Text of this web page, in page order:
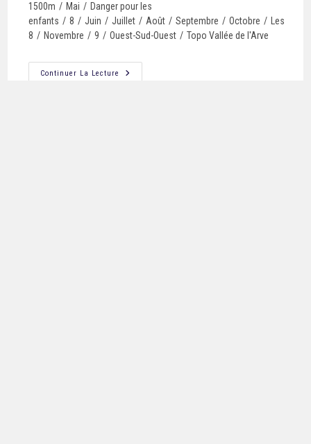
1500m / Mai / Danger pour les
enfants / 8 / Juin / Juillet / Août / Septembre / Octobre /
Les
8 / Novembre / 9 / Ouest-Sud-Ouest / Topo Vallée de l'Arve
Continuer La Lecture